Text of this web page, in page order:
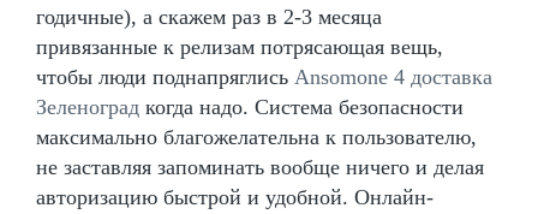
годичные), а скажем раз в 2-3 месяца
привязанные к релизам потрясающая вещь,
чтобы люди поднапряглись Ansomone 4 доставка
Зеленоград когда надо. Система безопасности
максимально благожелательна к пользователю,
не заставляя запоминать вообще ничего и делая
авторизацию быстрой и удобной. Онлайн-